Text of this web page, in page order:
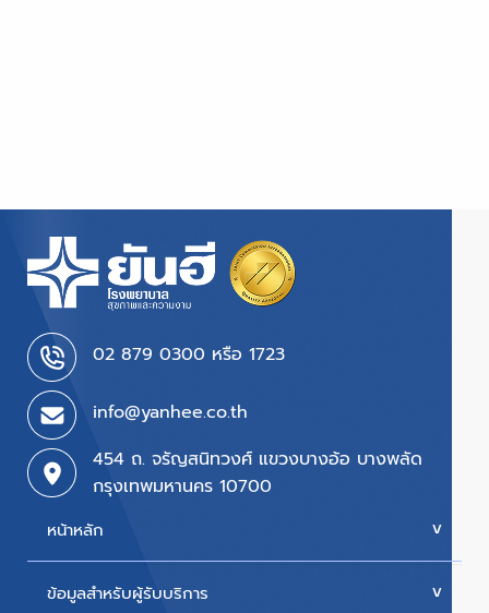
02 879 0300 หรือ 1723
info@yanhee.co.th
454 ถ. จรัญสนิทวงศ์ แขวงบางอ้อ บางพลัด
กรุงเทพมหานคร 10700
หน้าหลัก
บริการของเรา
ข้อมูลสำหรับผู้รับบริการ